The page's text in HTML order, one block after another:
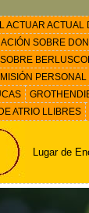
ACTUAR ACTUAL
SOBRE
PERSONAL
ATRIO LLIBRES
Lugar de